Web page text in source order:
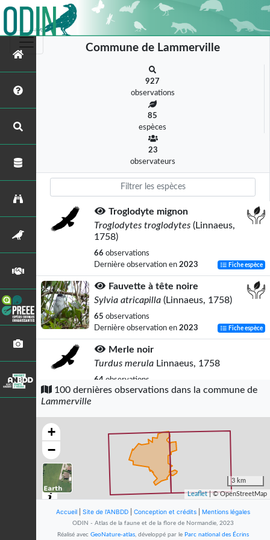
Commune de Lammerville
927
observations
85
espèces
23
observateurs
Troglodyte mignon
Troglodytes troglodytes (Linnaeus,
1758)
66 observations
Dernière observation en 2023 Fiche espèce
Fauvette à tête noire
Sylvia atricapilla (Linnaeus, 1758)
65 observations
Dernière observation en 2023 Fiche espèce
Merle noir
Turdus merula Linnaeus, 1758
64 observations
Dernière observation en2023 Fiche espèce
observations
Dernière observation en
Pigeon ramier
Columba palumbus Linnaeus, 1758
Dernière observation en
100 dernières observations dans la commune de
Lammerville
+
−
3 km
Leaflet| © OpenStreetMap
Accueil Site de l'ANBDD Conception et crédits Mentions légales
ODIN - Atlas de la faune et de la flore de Normandie, 2023
Réalisé avec GeoNature-atlas, développé par le Parc national des Écrins